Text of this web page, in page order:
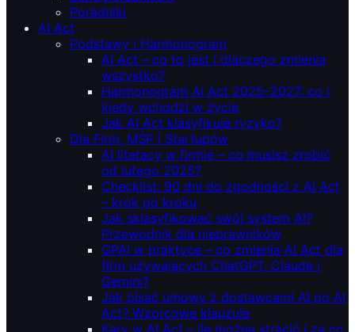
Poradniki
AI Act
Podstawy i Harmonogram
AI Act – co to jest i dlaczego zmienia
wszystko?
Harmonogram AI Act 2025–2027: co i
kiedy wchodzi w życie
Jak AI Act klasyfikuje ryzyko?
Dla Firm, MŚP i Startupów
AI literacy w firmie – co musisz zrobić
od lutego 2025?
Checklist: 90 dni do zgodności z AI Act
– krok po kroku
Jak sklasyfikować swój system AI?
Przewodnik dla nieprawników
GPAI w praktyce – co zmienia AI Act dla
firm używających ChatGPT, Claude i
Gemini?
Jak pisać umowy z dostawcami AI po AI
Act? Wzorcowe klauzule
Kary w AI Act – ile można stracić i za co